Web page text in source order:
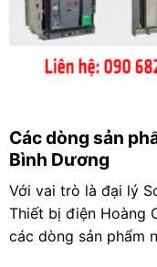
Các dòng sản
Bình Dương
Với vai trò là đại lý
Thiết bị điện Hoàng
các dòng sản phẩm